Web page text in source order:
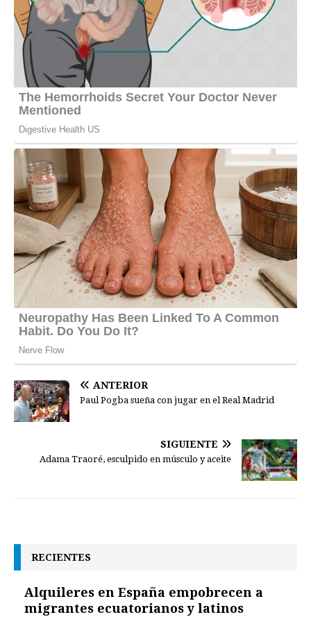
ANTERIOR
Paul Pogba sueña con jugar en el Real Madrid
SIGUIENTE
Adama Traoré, esculpido en músculo y aceite
RECIENTES
Alquileres en España empobrecen a
migrantes ecuatorianos y latinos